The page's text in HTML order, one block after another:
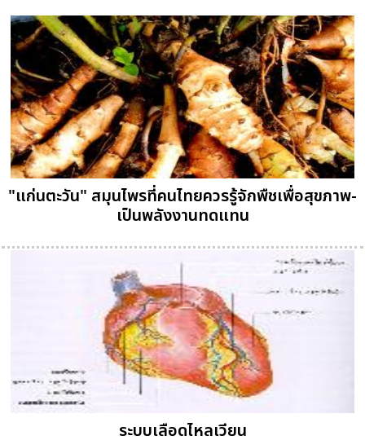
"แก่นตะวัน" สมุนไพรที่คนไทยควรรู้จักพืชเพื่อสุขภาพ-
เป็นพลังงานทดแทน
ระบบเลือดไหลเวียน